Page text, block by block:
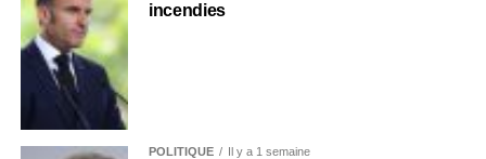
incendies
POLITIQUE Il y a 1 semaine